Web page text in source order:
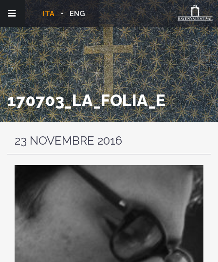
ENG
ITA
170703_LA_FOLIA_E
23 NOVEMBRE 2016